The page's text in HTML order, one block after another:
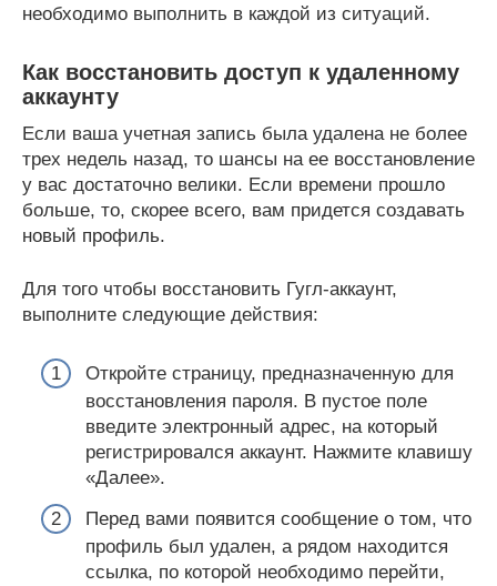
необходимо выполнить в каждой из ситуаций.
Как восстановить доступ к удаленному
аккаунту
Если ваша учетная запись была удалена не более
трех недель назад, то шансы на ее восстановление
у вас достаточно велики. Если времени прошло
больше, то, скорее всего, вам придется создавать
новый профиль.
Для того чтобы восстановить Гугл-аккаунт,
выполните следующие действия:
Откройте страницу, предназначенную для
восстановления пароля. В пустое поле
введите электронный адрес, на который
регистрировался аккаунт. Нажмите клавишу
«Далее».
Перед вами появится сообщение о том, что
профиль был удален, а рядом находится
ссылка, по которой необходимо перейти,